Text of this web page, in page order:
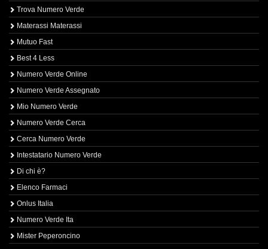
Trova Numero Verde
Materassi Materassi
Mutuo Fast
Best 4 Less
Numero Verde Online
Numero Verde Assegnato
Mio Numero Verde
Numero Verde Cerca
Cerca Numero Verde
Intestatario Numero Verde
Di chi è?
Elenco Farmaci
Onlus Italia
Numero Verde Ita
Mister Peperoncino